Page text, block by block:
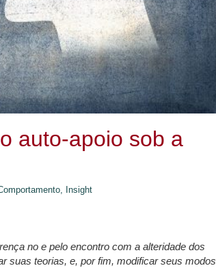
auto-apoio sob a
Insight
no e pelo encontro com a alteridade dos
suas teorias, e, por fim, modificar seus modos